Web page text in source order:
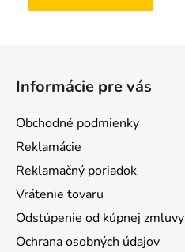
Informácie pre vás
Obchodné podmienky
Reklamácie
Reklamačný poriadok
Vrátenie tovaru
Odstúpenie od kúpnej zmluvy
Ochrana osobných údajov